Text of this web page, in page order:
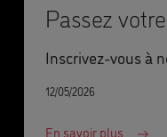
Passez
Inscrivez-vous à
12/05/2026
En savoir plus